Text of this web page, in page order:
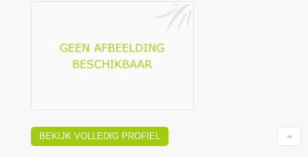
BEKIJK VOLLEDIG PROFIEL